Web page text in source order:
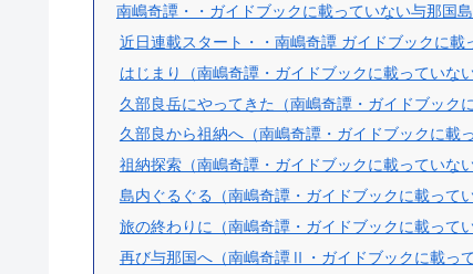
南嶋奇譚・・ガイドブックに載っていない与那国
近日連載スタート・・南嶋奇譚 ガイドブックに載
はじまり（南嶋奇譚・ガイドブックに載っていな
久部良岳にやってきた（南嶋奇譚・ガイドブック
久部良から祖納へ（南嶋奇譚・ガイドブックに載
祖納探索（南嶋奇譚・ガイドブックに載っていな
島内ぐるぐる（南嶋奇譚・ガイドブックに載って
旅の終わりに（南嶋奇譚・ガイドブックに載って
再び与那国へ（南嶋奇譚Ⅱ・ガイドブックに載っ